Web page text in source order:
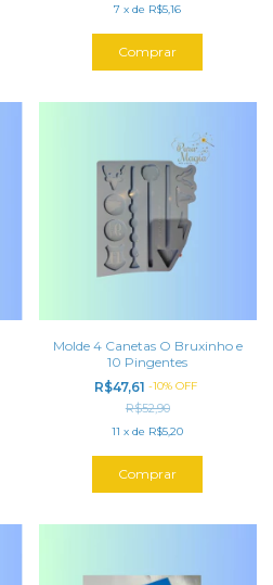
7 xde R$5,16
Molde 4 Canetas O Bruxinho e
10 Pingentes
R$47,61 -10% OFF
R$52,90
11 xde R$5,20